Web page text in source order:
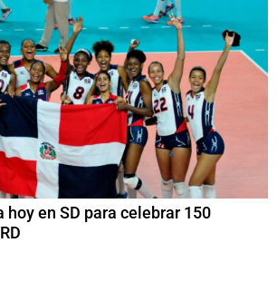
hoy en SD para celebrar 150